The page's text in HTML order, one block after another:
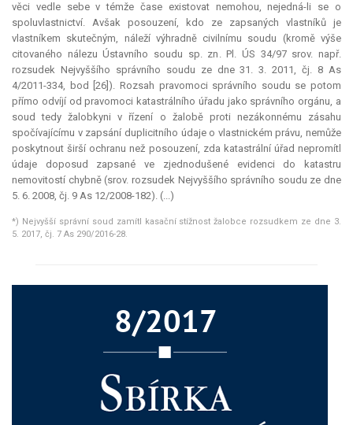
věci vedle sebe v témže čase existovat nemohou, nejedná-li se o
spoluvlastnictví. Avšak posouzení, kdo ze zapsaných vlastníků je
vlastníkem skutečným, náleží výhradně civilnímu soudu (kromě výše
citovaného nálezu Ústavního soudu sp. zn. Pl. ÚS 34/97 srov. např.
rozsudek Nejvyššího správního soudu ze dne 31. 3. 2011, čj. 8 As
4/2011-334, bod [26]). Rozsah pravomoci správního soudu se potom
přímo odvíjí od pravomoci katastrálního úřadu jako správního orgánu, a
soud tedy žalobkyni v řízení o žalobě proti nezákonnému zásahu
spočívajícímu v zapsání duplicitního údaje o vlastnickém právu, nemůže
poskytnout širší ochranu než posouzení, zda katastrální úřad nepromítl
údaje doposud zapsané ve zjednodušené evidenci do katastru
nemovitostí chybně (srov. rozsudek Nejvyššího správního soudu ze dne
5. 6. 2008, čj. 9 As 12/2008-182). (...)
*) Nejvyšší správní soud zamítl kasační stížnost žalobce rozsudkem ze dne 3.
5. 2017, čj. 7 As 290/2016-28.